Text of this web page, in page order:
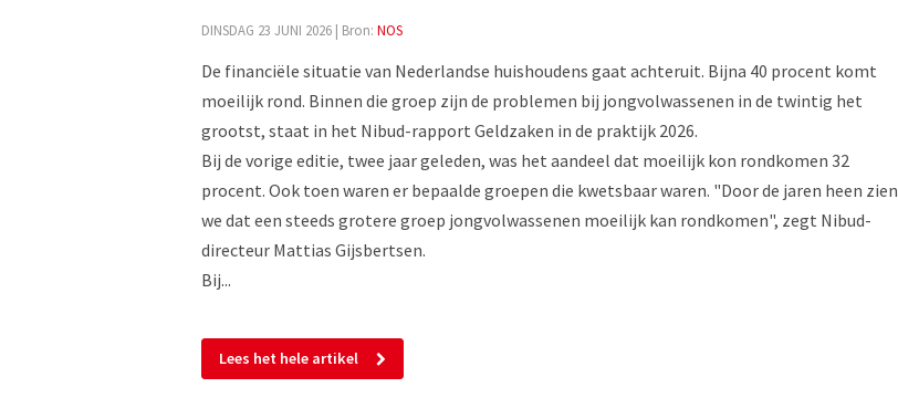
DINSDAG 23 JUNI 2026 | Bron: NOS
De financiële situatie van Nederlandse huishoudens gaat achteruit. Bijna 40 procent komt
moeilijk rond. Binnen die groep zijn de problemen bij jongvolwassenen in de twintig het
grootst, staat in het Nibud-rapport Geldzaken in de praktijk 2026.
Bij de vorige editie, twee jaar geleden, was het aandeel dat moeilijk kon rondkomen 32
procent. Ook toen waren er bepaalde groepen die kwetsbaar waren. "Door de jaren heen zien
we dat een steeds grotere groep jongvolwassenen moeilijk kan rondkomen", zegt Nibud-
directeur Mattias Gijsbertsen.
Bij...
Lees het hele artikel